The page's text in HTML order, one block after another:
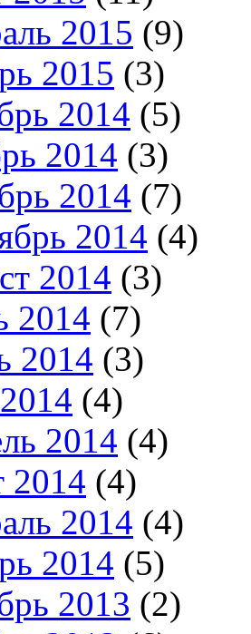
2015 (9)
2015 (3)
2014 (5)
2014 (3)
2014 (7)
2014 (4)
2014 (3)
2014 (7)
2014 (3)
(4)
2014 (4)
2014 (4)
2014 (4)
2014 (5)
2013 (2)